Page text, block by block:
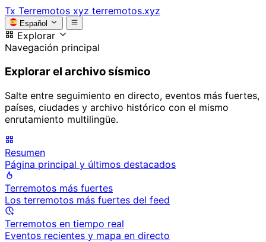
Tx Terremotos xyz terremotos.xyz
Español
Explorar
Navegación principal
Explorar el archivo sísmico
Salte entre seguimiento en directo, eventos más fuertes,
países, ciudades y archivo histórico con el mismo
enrutamiento multilingüe.
Resumen
Página principal y últimos destacados
Terremotos más fuertes
Los terremotos más fuertes del feed
Terremotos en tiempo real
Eventos recientes y mapa en directo